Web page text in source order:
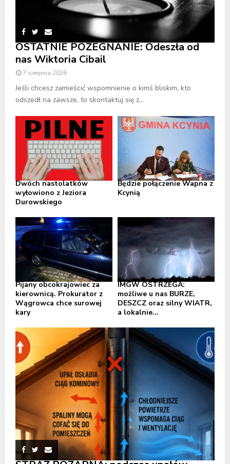
OSTATNIE POŻEGNANIE: Odeszła od
nas Wiktoria Cibail
7 sierpnia 2026
Jeśli chcesz zamieścić wspomnienie o kimś bliskim, kto
odszedł na zawsze, to skontaktuj się z...
Dwóch nastolatków
wyłowiono z Jeziora
Durowskiego
Będzie połączenie Wapna z
Kcynią
Pijany obcokrajowiec za
kierownicą. Prokurator z
Wągrowca chce surowej
kary
IMGW OSTRZEGA:
możliwe u nas BURZE,
DESZCZ oraz silny WIATR,
a lokalnie...